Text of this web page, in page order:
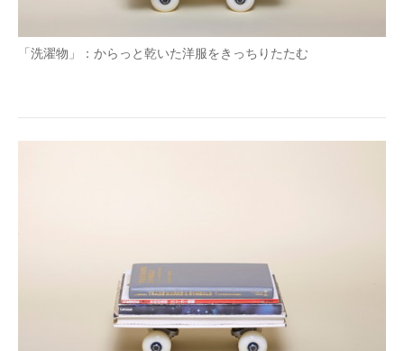
「洗濯物」：からっと乾いた洋服をきっちりたたむ